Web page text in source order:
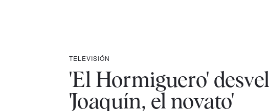
TELEVISIÓN
'El Hormiguero'
'Joaquín, el novato'